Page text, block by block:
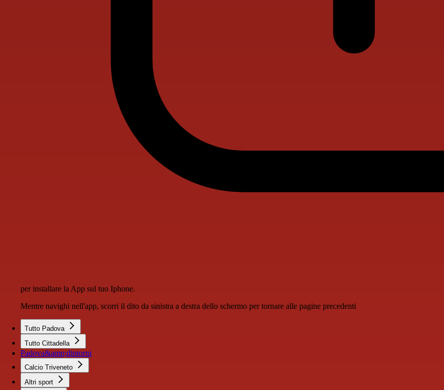
per installare la App sul tuo Iphone.
Mentre navighi nell'app, scorri il dito da sinistra a destra dello schermo per tornare alle pagine precedenti
Tutto Padova
Tutto Cittadella
Padova&amp;dintorni
Calcio Triveneto
Altri sport